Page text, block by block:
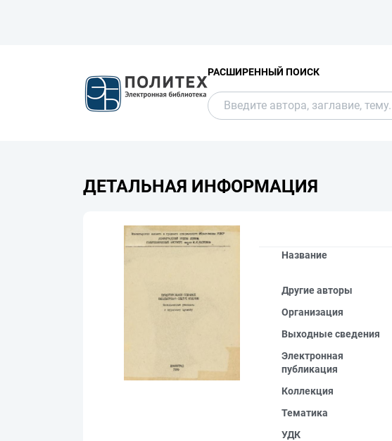
РАСШИРЕННЫЙ ПОИСК
ДЕТАЛЬНАЯ ИНФОРМАЦИЯ
Название
Другие авторы
Организация
Выходные сведения
Электронная
публикация
Коллекция
Тематика
УДК